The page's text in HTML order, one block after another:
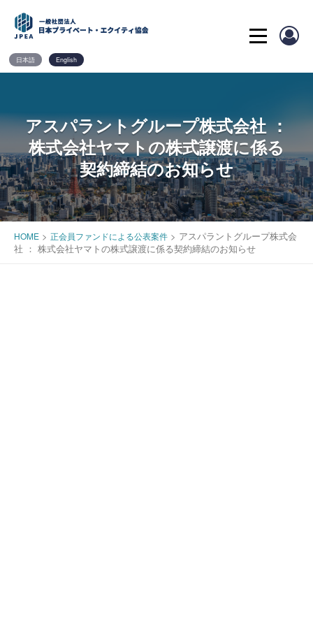
content
日本語 English
アスパラントグループ株式会社 ：
株式会社ヤマトの株式譲渡に係る
契約締結のお知らせ
HOME > 正会員ファンドによる公表案件 > アスパラントグループ株式会
社 ： 株式会社ヤマトの株式譲渡に係る契約締結のお知らせ